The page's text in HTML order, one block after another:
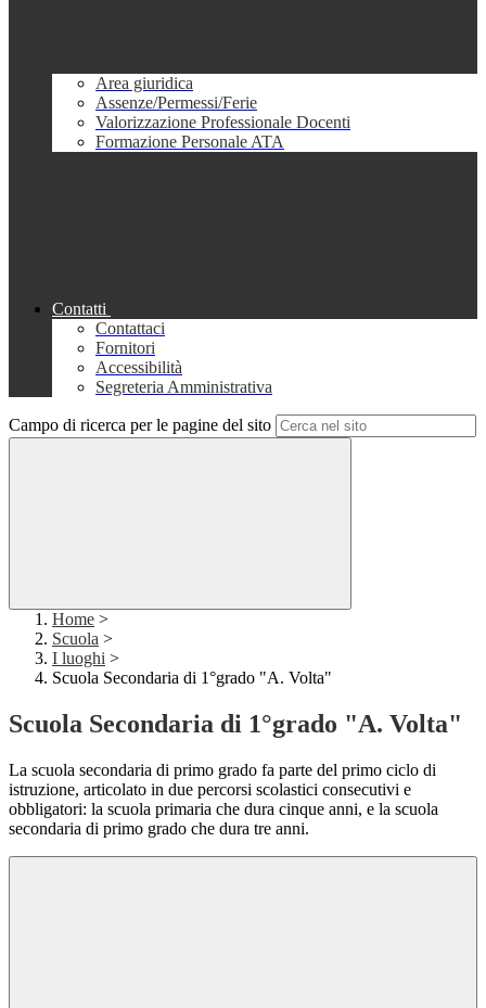
Area giuridica
Assenze/Permessi/Ferie
Valorizzazione Professionale Docenti
Formazione Personale ATA
Contatti
Contattaci
Fornitori
Accessibilità
Segreteria Amministrativa
Campo di ricerca per le pagine del sito
Home >
Scuola >
I luoghi >
Scuola Secondaria di 1°grado "A. Volta"
Scuola Secondaria di 1°grado "A. Volta"
La scuola secondaria di primo grado fa parte del primo ciclo di
istruzione, articolato in due percorsi scolastici consecutivi e
obbligatori: la scuola primaria che dura cinque anni, e la scuola
secondaria di primo grado che dura tre anni.